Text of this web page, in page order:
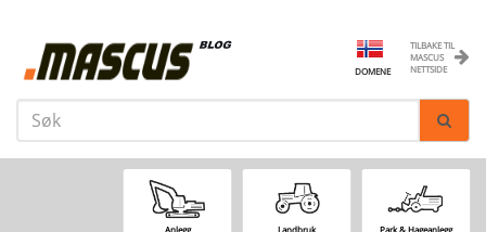
TILBAKE TIL
MASCUS
NETTSIDE
DOMENE
Anlegg Landbruk Park & Hageanlegg